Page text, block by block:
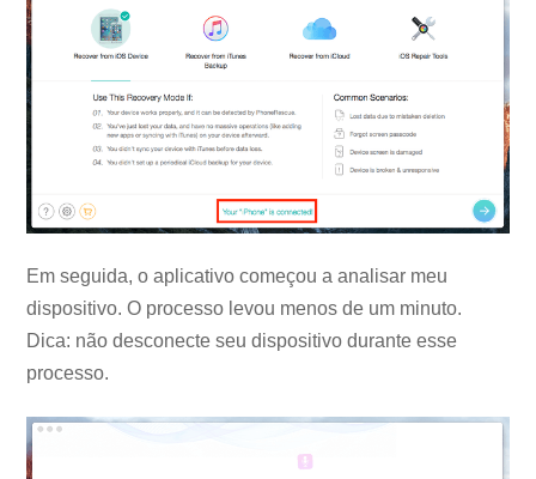
Em seguida, o aplicativo começou a analisar meu
dispositivo. O processo levou menos de um minuto.
Dica: não desconecte seu dispositivo durante esse
processo.